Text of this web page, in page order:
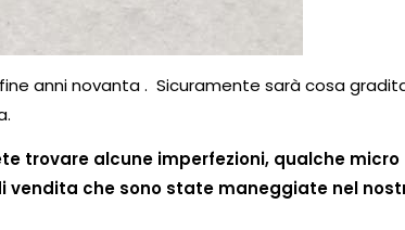
anni novanta . Sicuramente sarà cosa
trovare alcune imperfezioni, qualche
che sono state maneggiate nel